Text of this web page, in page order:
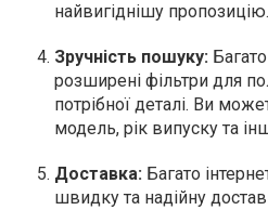
найвигіднішу пропозицію.
Зручність пошуку:
розширені фільтри для
потрібної деталі. Ви
модель, рік випуску та
Доставка: Багато
швидку та надійну